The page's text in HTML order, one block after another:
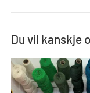
Du vil kanskje